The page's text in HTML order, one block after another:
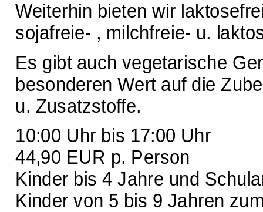
Weiterhin bieten wir
sojafreie- , milchfreie- u.
Es gibt auch vegetarische
besonderen Wert auf die
u. Zusatzstoffe.
10:00 Uhr bis 17:00 Uhr
44,90 EUR p. Person
Kinder bis 4 Jahre und
Kinder von 5 bis 9 Jahren